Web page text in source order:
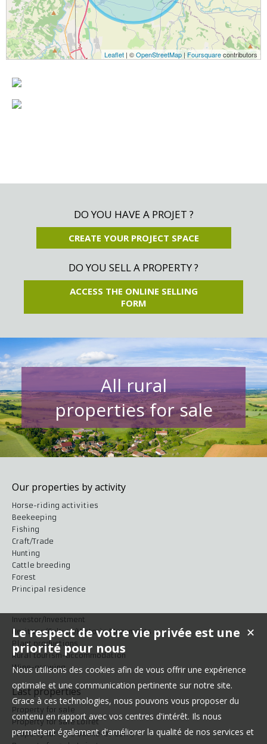
Leaflet | ©OpenStreetMap | Foursquarecontributors
DO YOU HAVE A PROJET ?
CREATE YOUR PROJECT SPACE
DO YOU SELL A PROPERTY ?
ACCESS THE ONLINE SELLING
FORM
All rural
properties for sale
Our properties by activity
Horse-riding activities
Beekeeping
Fishing
Craft/Trade
Hunting
Cattle breeding
Forest
Principal residence
Investor/Investment
Heritage/Culture/Historic Monuments
Plant productions
Rural tourism-accommodation
Wine-growing
Last properties
Property for sale
Property for sale Loiret
Property for sale Saône-et-Loire
✕
Le respect de votre vie privée est une
priorité pour nous
Nous utilisons des cookies afin de vous offrir une expérience
optimale et une communication pertinente sur notre site.
Grace à ces technologies, nous pouvons vous proposer du
contenu en rapport avec vos centres d'intérêt. Ils nous
permettent également d'améliorer la qualité de nos services et